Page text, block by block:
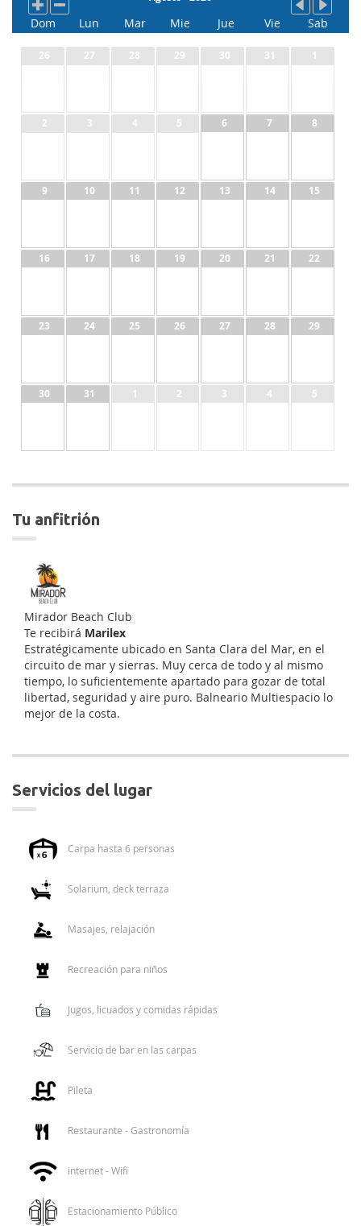
Dom Lun Mar Mie Jue Vie Sab
26 27 28 29 30 31 1
2 3 4 5 6 7 8
9 10 11 12 13 14 15
16 17 18 19 20 21 22
23 24 25 26 27 28 29
30 31 1 2 3 4 5
tu anfitrión
Mirador Beach Club
Te recibirá Marilex
Estratégicamente ubicado en Santa Clara del Mar, en el
circuito de mar y sierras. Muy cerca de todo y al mismo
tiempo, lo suficientemente apartado para gozar de total
libertad, seguridad y aire puro. Balneario Multiespacio lo
mejor de la costa.
servicios del lugar
Carpa hasta 6 personas
Solarium, deck terraza
Masajes, relajación
Recreación para niños
Jugos, licuados y comidas rápidas
Servicio de bar en las carpas
Pileta
Restaurante - Gastronomía
internet - Wifi
Estacionamiento Público